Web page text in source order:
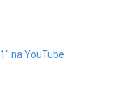
na YouTube